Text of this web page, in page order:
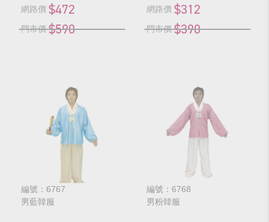
網路價 $472
門市價 $590
網路價 $312
門市價 $390
編號：6767
男藍韓服
編號：6768
男粉韓服